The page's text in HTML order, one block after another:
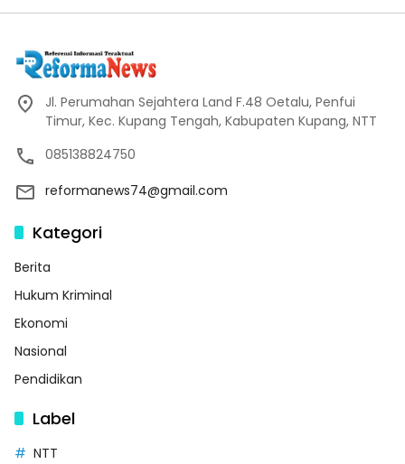
Jl. Perumahan Sejahtera Land F.48 Oetalu, Penfui
Timur, Kec. Kupang Tengah, Kabupaten Kupang, NTT
085138824750
reformanews74@gmail.com
Kategori
Berita
Hukum Kriminal
Ekonomi
Nasional
Pendidikan
Label
NTT